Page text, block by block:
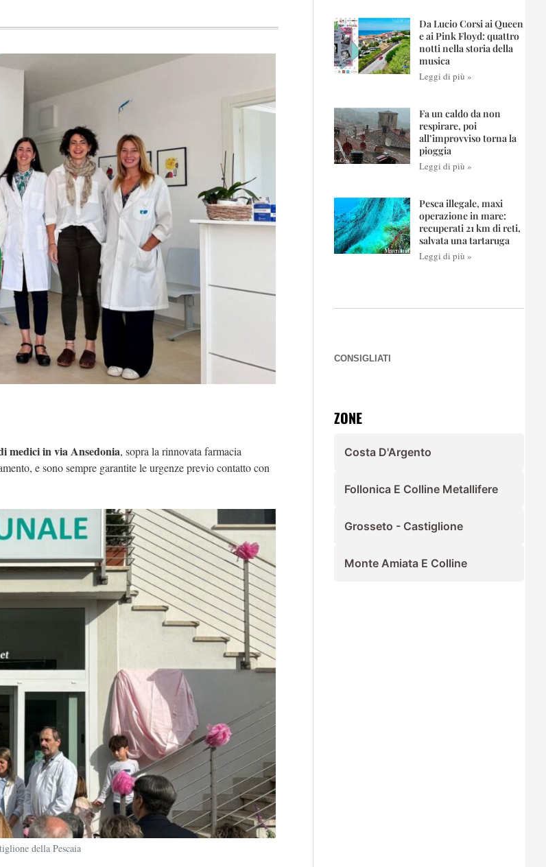
medici in via Ansedonia, sopra la rinnovata farmacia
e sono sempre garantite le urgenze previo contatto con
della Pescaia
Da Lucio Corsi ai Queen
e ai Pink Floyd: quattro
notti nella storia della
musica
Leggi di più »
Fa un caldo da non
respirare, poi
all’improvviso torna la
pioggia
Leggi di più »
Pesca illegale, maxi
operazione in mare:
recuperati 21 km di reti,
salvata una tartaruga
Leggi di più »
CONSIGLIATI
ZONE
Costa D'Argento
Follonica E Colline Metallifere
Grosseto - Castiglione
Monte Amiata E Colline